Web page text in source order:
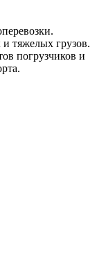
тяжелых грузов.
погрузчиков и